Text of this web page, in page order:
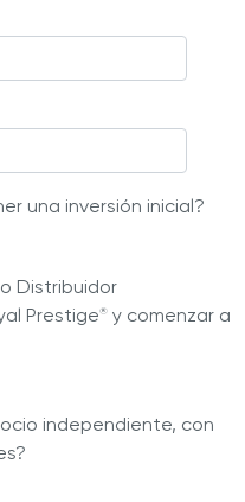
una inversión inicial?
Distribuidor
Prestige® ️ y comenzar a
independiente, con